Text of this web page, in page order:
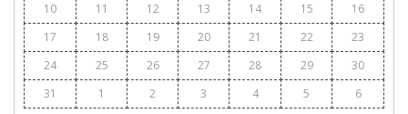
10
11 12 13 14 15
16
17
18 19 20 21 22
23
24
25 26 27 28 29
30
31
1 2 3 4 5 6